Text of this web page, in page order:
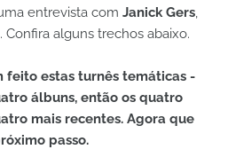
entrevista com Janick Gers
alguns trechos abaixo.
feito estas turnês temáticas -
álbuns, então os quatro
mais recentes. Agora que
passo.